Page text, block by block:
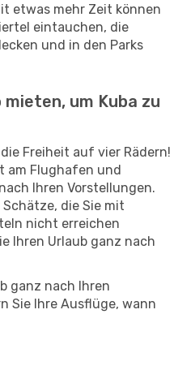
etwas mehr Zeit können
eintauchen, die
und in den Parks
um Kuba zu
Freiheit auf vier Rädern!
am Flughafen und
Ihren Vorstellungen.
die Sie mit
nicht erreichen
Ihren Urlaub ganz nach
ganz nach Ihren
Sie Ihre Ausflüge, wann